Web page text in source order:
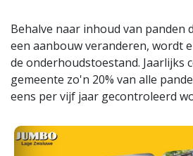
Behalve naar inhoud van panden
een aanbouw veranderen, wordt
de onderhoudstoestand. Jaarlijks
gemeente zo'n 20% van alle
eens per vijf jaar gecontroleerd